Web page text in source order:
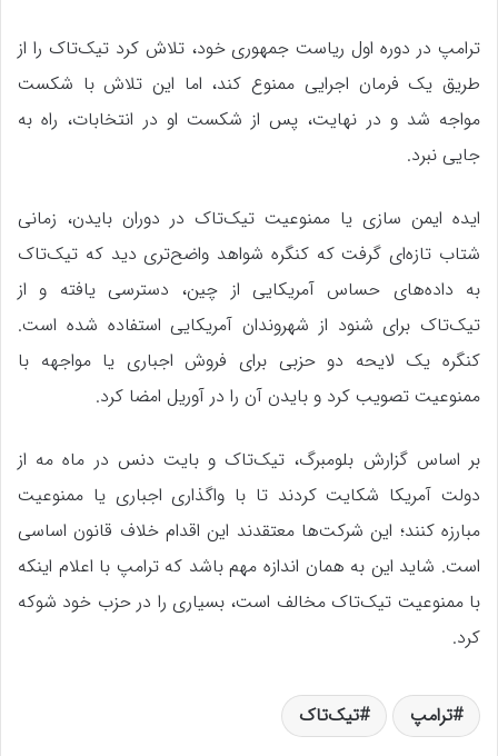
ترامپ در دوره اول ریاست جمهوری خود، تلاش کرد تیک‌تاک را از
طریق یک فرمان اجرایی ممنوع کند، اما این تلاش با شکست
مواجه شد و در نهایت، پس از شکست او در انتخابات، راه به
جایی نبرد.
ایده ایمن سازی یا ممنوعیت تیک‌تاک در دوران بایدن، زمانی
شتاب تازه‌ای گرفت که کنگره شواهد واضح‌تری دید که تیک‌تاک
به داده‌های حساس آمریکایی از چین، دسترسی یافته و از
تیک‌تاک برای شنود از شهروندان آمریکایی استفاده شده است.
کنگره یک لایحه دو حزبی برای فروش اجباری یا مواجهه با
ممنوعیت تصویب کرد و بایدن آن را در آوریل امضا کرد.
بر اساس گزارش بلومبرگ، تیک‌تاک و بایت دنس در ماه مه از
دولت آمریکا شکایت کردند تا با واگذاری اجباری یا ممنوعیت
مبارزه کنند؛ این شرکت‌ها معتقدند این اقدام خلاف قانون اساسی
است. شاید این به همان اندازه مهم باشد که ترامپ با اعلام اینکه
با ممنوعیت تیک‌تاک مخالف است، بسیاری را در حزب خود شوکه
کرد.
ترامپ تیک‌تاک